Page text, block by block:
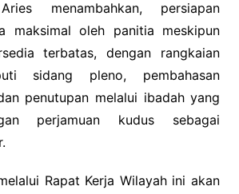
menambahkan, persiapan
maksimal oleh panitia meskipun
terbatas, dengan rangkaian
sidang pleno, pembahasan
penutupan melalui ibadah yang
perjamuan kudus sebagai
Rapat Kerja Wilayah ini akan